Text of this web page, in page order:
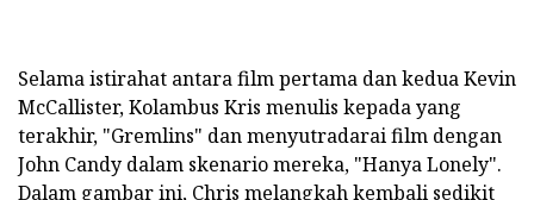
Selama istirahat antara film pertama dan kedua Kevin
McCallister, Kolambus Kris menulis kepada yang
terakhir, "Gremlins" dan menyutradarai film dengan
John Candy dalam skenario mereka, "Hanya Lonely".
Dalam gambar ini, Chris melangkah kembali sedikit